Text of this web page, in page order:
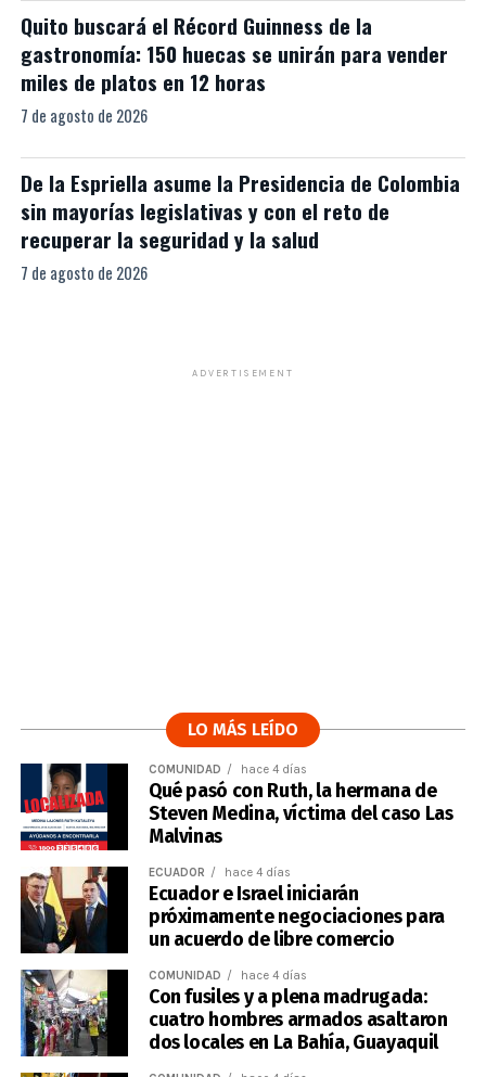
Quito buscará el Récord Guinness de la
gastronomía: 150 huecas se unirán para vender
miles de platos en 12 horas
7 de agosto de 2026
De la Espriella asume la Presidencia de Colombia
sin mayorías legislativas y con el reto de
recuperar la seguridad y la salud
7 de agosto de 2026
ADVERTISEMENT
LO MÁS LEÍDO
COMUNIDAD hace 4 días
Qué pasó con Ruth, la hermana de
Steven Medina, víctima del caso Las
Malvinas
ECUADOR hace 4 días
Ecuador e Israel iniciarán
próximamente negociaciones para
un acuerdo de libre comercio
COMUNIDAD hace 4 días
Con fusiles y a plena madrugada:
cuatro hombres armados asaltaron
dos locales en La Bahía, Guayaquil